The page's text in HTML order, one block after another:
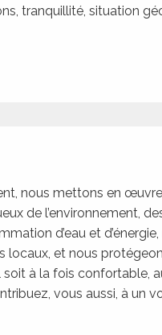
tranquillité, situation
nous mettons en
de l’environnement,
d’eau et
locaux, et nous
soit à la fois confortable,
vous aussi, à un